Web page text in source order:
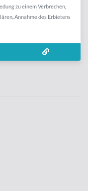
zu einem Verbrechen
Annahme des Erbietens